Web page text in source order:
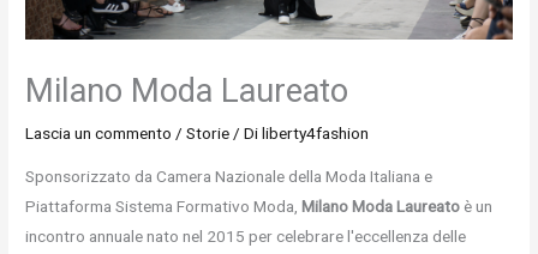
Milano Moda Laureato
Lascia un commento /Storie / Diliberty4fashion
Sponsorizzato da Camera Nazionale della Moda Italiana e
Piattaforma Sistema Formativo Moda,Milano Moda Laureato è un
incontro annuale nato nel 2015 per celebrare l'eccellenza delle